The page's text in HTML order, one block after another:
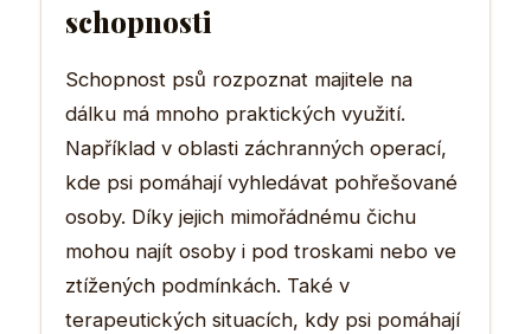
schopnosti
Schopnost psů rozpoznat majitele na
dálku má mnoho praktických využití.
Například v oblasti záchranných operací,
kde psi pomáhají vyhledávat pohřešované
osoby. Díky jejich mimořádnému čichu
mohou najít osoby i pod troskami nebo ve
ztížených podmínkách. Také v
terapeutických situacích, kdy psi pomáhají